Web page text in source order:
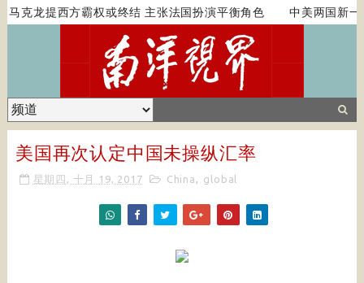
马克龙提西方霸权或终结 主张法国扮演平衡角色 中美两国新一
美国再次认定中国未操纵汇率
星期四, 十月 19, 2017 China , global